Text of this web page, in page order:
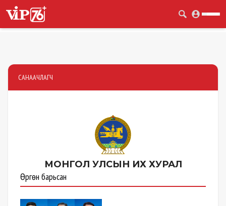
САНААЧЛАГЧ
МОНГОЛ УЛСЫН ИХ ХУРАЛ
Өргөн барьсан